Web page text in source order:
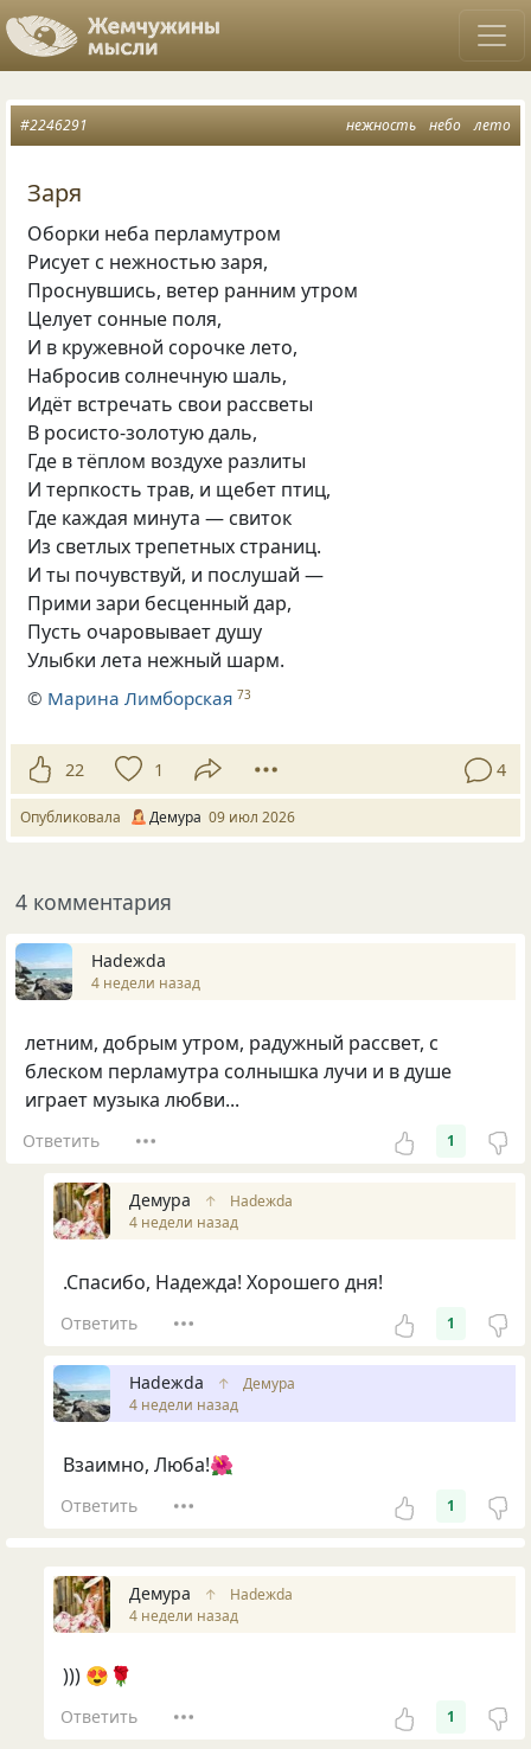
нежность небо лето
#2246291
Заря
Оборки неба перламутром
Рисует с нежностью заря,
Проснувшись, ветер ранним утром
Целует сонные поля,
И в кружевной сорочке лето,
Набросив солнечную шаль,
Идёт встречать свои рассветы
В росисто-золотую даль,
Где в тёплом воздухе разлиты
И терпкость трав, и щебет птиц,
Где каждая минута — свиток
Из светлых трепетных страниц.
И ты почувствуй, и послушай —
Прими зари бесценный дар,
Пусть очаровывает душу
Улыбки лета нежный шарм.
© Марина Лимборская 73
22 1 4
Опубликовала Демура 09 июл 2026
4 комментария
Нadeжda
4 недели назад
летним, добрым утром, радужный рассвет, с
блеском перламутра солнышка лучи и в душе
играет музыка любви...
Ответить 1
Демура ↑
Нadeжda
4 недели назад
.Спасибо, Надежда! Хорошего дня!
Ответить 1
Нadeжda ↑
Демура
4 недели назад
Взаимно, Люба!🌺
Ответить 1
Демура ↑
Нadeжda
4 недели назад
))) 😍🌹
Ответить 1